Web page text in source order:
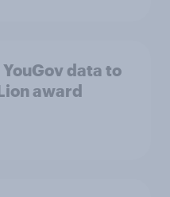
data to
award